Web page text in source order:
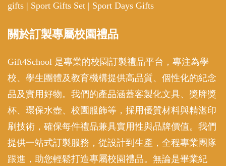
gifts | Sport Gifts Set | Sport Days Gifts
關於訂製專屬校園禮品
Gift4School 是專業的校園訂製禮品平台，專注為學
校、學生團體及教育機構提供高品質、個性化的紀念
品及實用好物。我們的產品涵蓋客製化文具、獎牌獎
杯、環保水壺、校園服飾等，採用優質材料與精湛印
刷技術，確保每件禮品兼具實用性與品牌價值。我們
提供一站式訂製服務，從設計到生產，全程專業團隊
跟進，助您輕鬆打造專屬校園禮品。無論是畢業紀